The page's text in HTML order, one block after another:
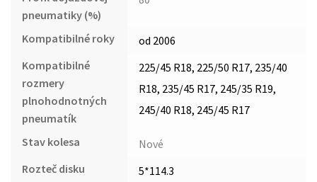
pneumatiky (%)
Kompatibilné roky
od 2006
Kompatibilné
rozmery
plnohodnotných
pneumatík
225/45 R18, 225/50 R17, 235/40
R18, 235/45 R17, 245/35 R19,
245/40 R18, 245/45 R17
Stav kolesa
Nové
Rozteč disku
5*114.3